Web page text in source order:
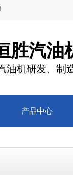
胜汽油
油机研发、制
产品中心